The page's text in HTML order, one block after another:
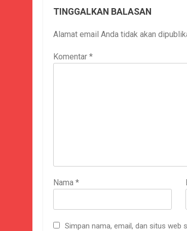
TINGGALKAN BALASAN
Alamat email Anda tidak akan
Komentar *
Nama *
Simpan nama, email, dan situs web